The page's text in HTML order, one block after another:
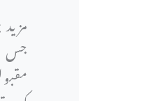
جس